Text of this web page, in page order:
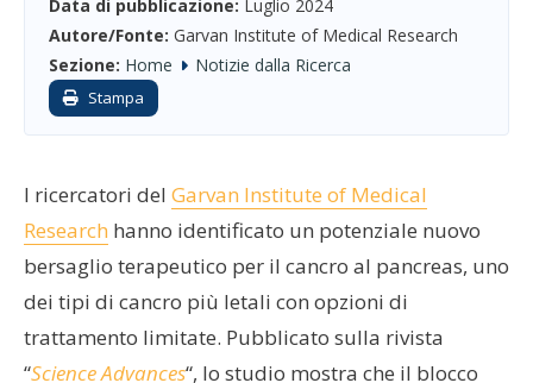
Data di pubblicazione: Luglio 2024
Autore/Fonte: Garvan Institute of Medical Research
Sezione: Home Notizie dalla Ricerca
Stampa
I ricercatori del Garvan Institute of Medical
Research hanno identificato un potenziale nuovo
bersaglio terapeutico per il cancro al pancreas, uno
dei tipi di cancro più letali con opzioni di
trattamento limitate. Pubblicato sulla rivista
“Science Advances“, lo studio mostra che il blocco